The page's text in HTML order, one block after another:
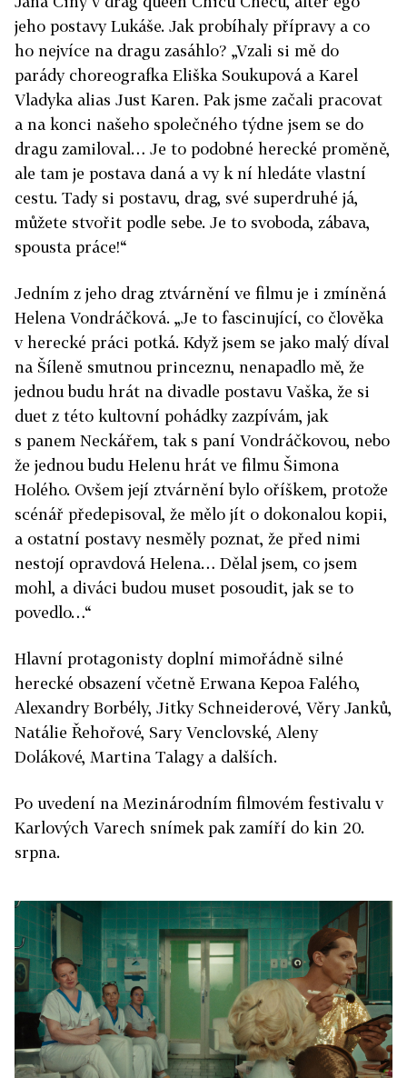
jeho postavy Lukáše. Jak probíhaly přípravy a co
ho nejvíce na dragu zasáhlo? „Vzali si mě do
parády choreografka Eliška Soukupová a Karel
Vladyka alias Just Karen. Pak jsme začali pracovat
a na konci našeho společného týdne jsem se do
dragu zamiloval… Je to podobné herecké proměně,
ale tam je postava daná a vy k ní hledáte vlastní
cestu. Tady si postavu, drag, své superdruhé já,
můžete stvořit podle sebe. Je to svoboda, zábava,
spousta práce!“
Jedním z jeho drag ztvárnění ve filmu je i zmíněná
Helena Vondráčková. „Je to fascinující, co člověka
v herecké práci potká. Když jsem se jako malý díval
na Šíleně smutnou princeznu, nenapadlo mě, že
jednou budu hrát na divadle postavu Vaška, že si
duet z této kultovní pohádky zazpívám, jak
s panem Neckářem, tak s paní Vondráčkovou, nebo
že jednou budu Helenu hrát ve filmu Šimona
Holého. Ovšem její ztvárnění bylo oříškem, protože
scénář předepisoval, že mělo jít o dokonalou kopii,
a ostatní postavy nesměly poznat, že před nimi
nestojí opravdová Helena… Dělal jsem, co jsem
mohl, a diváci budou muset posoudit, jak se to
povedlo…“
Hlavní protagonisty doplní mimořádně silné
herecké obsazení včetně Erwana Kepoa Falého,
Alexandry Borbély, Jitky Schneiderové, Věry Janků,
Natálie Řehořové, Sary Venclovské, Aleny
Dolákové, Martina Talagy a dalších.
Po uvedení na Mezinárodním filmovém festivalu v
Karlových Varech snímek pak zamíří do kin 20.
srpna.